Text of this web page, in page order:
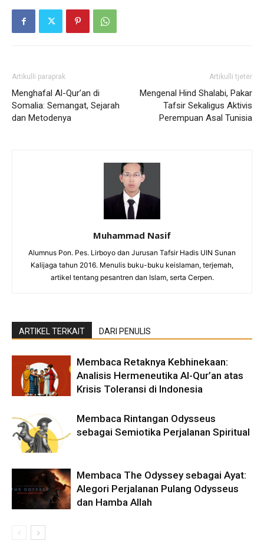
Artikulli paraprak
Menghafal Al-Qur’an di
Somalia: Semangat, Sejarah
dan Metodenya
Artikulli tjetër
Mengenal Hind Shalabi, Pakar
Tafsir Sekaligus Aktivis
Perempuan Asal Tunisia
Muhammad Nasif
Alumnus Pon. Pes. Lirboyo dan Jurusan Tafsir Hadis UIN Sunan
Kalijaga tahun 2016. Menulis buku-buku keislaman, terjemah,
artikel tentang pesantren dan Islam, serta Cerpen.
ARTIKEL TERKAIT DARI PENULIS
Membaca Retaknya Kebhinekaan:
Analisis Hermeneutika Al-Qur’an atas
Krisis Toleransi di Indonesia
Membaca Rintangan Odysseus
sebagai Semiotika Perjalanan Spiritual
Membaca The Odyssey sebagai Ayat:
Alegori Perjalanan Pulang Odysseus
dan Hamba Allah